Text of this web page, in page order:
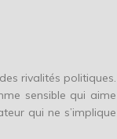
rivalités politiques.
sensible qui aime
qui ne s’implique